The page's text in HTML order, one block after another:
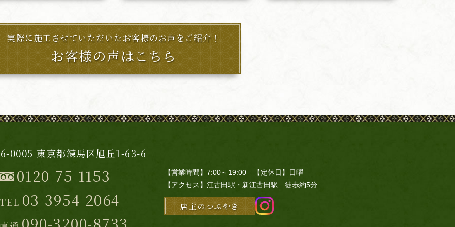
実際に施工させていただいたお客様のお声をご紹介！
お客様の声はこちら
0005 東京都練馬区旭丘1-63-6
0120-75-1153
TEL 03-3954-2064
【営業時間】7:00～19:00 【定休日】日曜
【アクセス】江古田駅・新江古田駅 徒歩約5分
店主のつぶやき